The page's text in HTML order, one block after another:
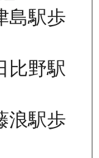
島駅歩
比野駅
浪駅歩